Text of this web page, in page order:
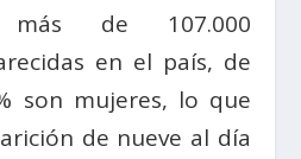
más de 107.000
en el país, de
son mujeres, lo que
de nueve al día